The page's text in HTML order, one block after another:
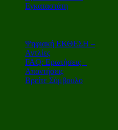
Εγκαταστάτη
Ψηφιακή ΕΚΘΕΣΗ –
Αντλίες
FAQ: Ερωτήσεις –
Απαντήσεις
Βρείτε Σύμβουλο